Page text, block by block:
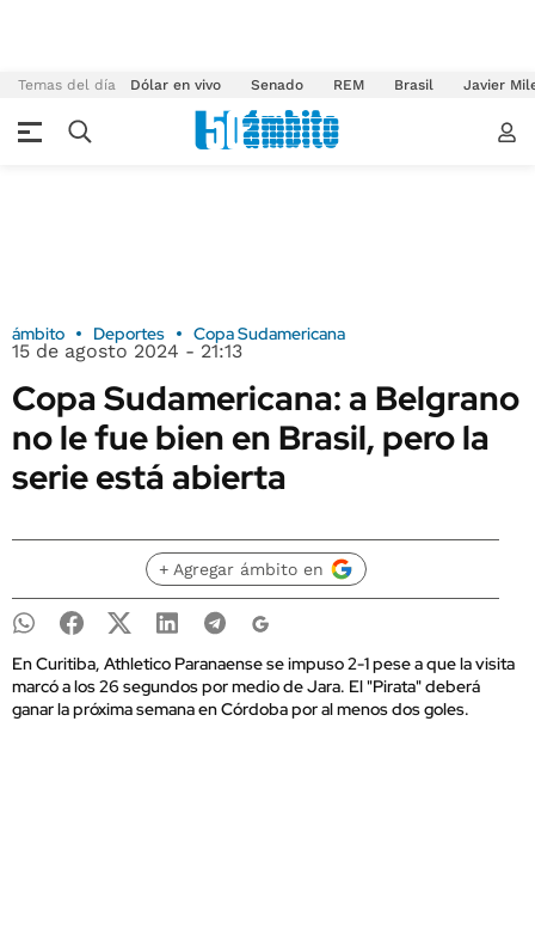
Temas del día Dólar en vivo Senado REM Brasil Javier
ámbito Deportes Copa Sudamericana
15 de agosto 2024 - 21:13
Copa Sudamericana: a Belgrano
no le fue bien en Brasil, pero la
serie está abierta
+ Agregar ámbito en
En Curitiba, Athletico Paranaense se impuso 2-1 pese a que la visita
marcó a los 26 segundos por medio de Jara. El "Pirata" deberá
ganar la próxima semana en Córdoba por al menos dos goles.